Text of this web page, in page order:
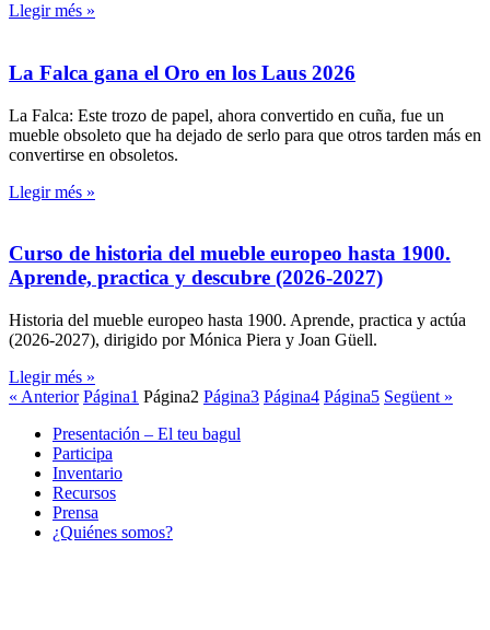
Llegir més »
La Falca gana el Oro en los Laus 2026
La Falca: Este trozo de papel, ahora convertido en cuña, fue un
mueble obsoleto que ha dejado de serlo para que otros tarden más en
convertirse en obsoletos.
Llegir més »
Curso de historia del mueble europeo hasta 1900.
Aprende, practica y descubre (2026-2027)
Historia del mueble europeo hasta 1900. Aprende, practica y actúa
(2026-2027), dirigido por Mónica Piera y Joan Güell.
Llegir més »
« Anterior Página1 Página2 Página3 Página4 Página5 Següent »
Presentación – El teu bagul
Participa
Inventario
Recursos
Prensa
¿Quiénes somos?